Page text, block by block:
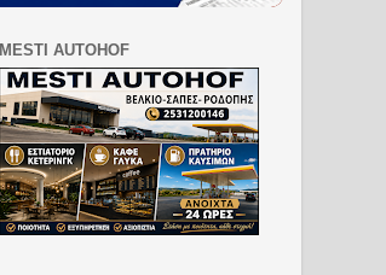
MESTI AUTOHOF